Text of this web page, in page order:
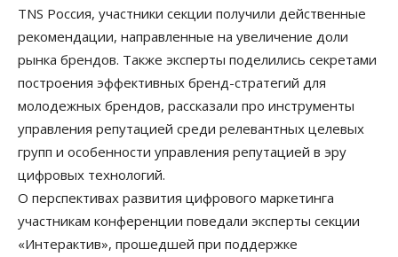
TNS Россия, участники секции получили действенные
рекомендации, направленные на увеличение доли
рынка брендов. Также эксперты поделились секретами
построения эффективных бренд-стратегий для
молодежных брендов, рассказали про инструменты
управления репутацией среди релевантных целевых
групп и особенности управления репутацией в эру
цифровых технологий.
О перспективах развития цифрового маркетинга
участникам конференции поведали эксперты секции
«Интерактив», прошедшей при поддержке